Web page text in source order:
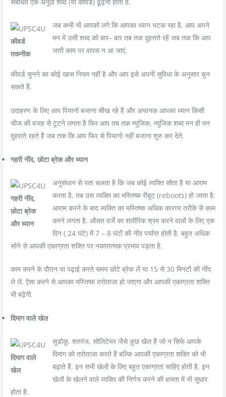
कीवर्ड
तकनीक
जब कभी भी आपको लगे कि आपका ध्यान भटक रहा है, आप अपने
मन में उसी शब्द को बार– बार तब तक दुहराते रहें जब तक कि आप
जारी काम पर वापस न आ जाएं.
कीवर्ड चुनने का कोई खास नियम नहीं है और आप इसे अपनी सुविधा के अनुसार चुन
सकते हैं.
उदाहरण के लिए आप पियानो बजाना सीख रहे हैं और अचानक आपका ध्यान किसी
चीज की वजह से टूटने लगता है फिर आप तब तक म्युजिक, म्युजिक शब्द मन ही मन
दुहराते रहते हैं जब तक कि आप फिर से पियानो नहीं बजाना शुरु कर देते.
गहरी नींद, छोटा ब्रेक और ध्यान
गहरी नींद,
छोटा ब्रेक
और ध्यान
अनुसंधान से पता चलता है कि जब कोई व्यक्ति सोता है या आराम
करता है, तब उस व्यक्ति का मस्तिष्क रीबूट (reboots) हो जाता है.
आराम करने के बाद व्यक्ति का मस्तिष्क अधिक कारगर तरीके से काम
करने लगता है. औसत दर्जे का शारीरिक श्रम करने वालों के लिए एक
दिन ( 24 घंटे) में 7 – 8 घंटों की नींद पर्याप्त होती है. बहुत अधिक
सोने से आपकी एकाग्रता शक्ति पर नकारात्मक प्रभाव पड़ता है.
काम करने के दौरान या पढ़ाई करते समय छोटे ब्रेक लें या 15 से 30 मिनटों की नींद
ले लें. ऐसा करने से आपका मस्तिष्क तरोताजा हो जाएगा और आपकी एकाग्रता शक्ति
भी बढ़ेगी.
दिमाग वाले खेल
दिमाग वाले
खेल
सुडोकू, शतरंज, सोलिटेयर जैसे कुछ खेल हैं जो न सिर्फ आपके
दिमाग को तरोताजा करते हैं बल्कि आपकी एकाग्रता शक्ति को भी
बढ़ाते हैं. इन सभी खेलों के लिए बहुत एकाग्रता चाहिए होती है. इन
खेलों के खेलने वाले व्यक्ति की निर्णय करने की क्षमता में भी सुधार
होता है.